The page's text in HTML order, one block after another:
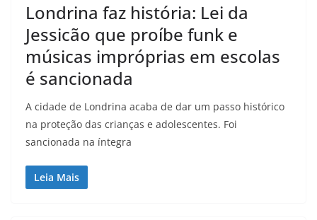
Londrina faz história: Lei da
Jessicão que proíbe funk e
músicas impróprias em escolas
é sancionada
A cidade de Londrina acaba de dar um passo histórico
na proteção das crianças e adolescentes. Foi
sancionada na íntegra
Leia Mais